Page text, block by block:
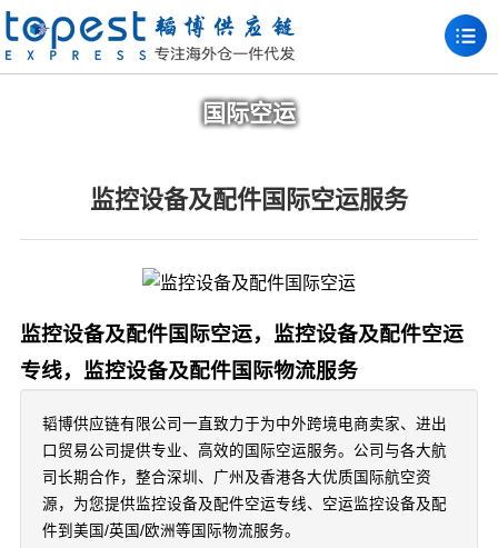
国际空运
监控设备及配件国际空运服务
监控设备及配件国际空运，监控设备及配件空运
专线，监控设备及配件国际物流服务
韬博供应链有限公司一直致力于为中外跨境电商卖家、进出
口贸易公司提供专业、高效的国际空运服务。公司与各大航
司长期合作，整合深圳、广州及香港各大优质国际航空资
源，为您提供监控设备及配件空运专线、空运监控设备及配
件到美国/英国/欧洲等国际物流服务。